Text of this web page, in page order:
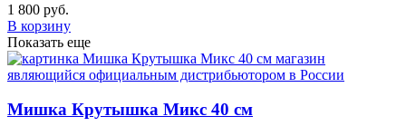
1 800 руб.
В корзину
Показать еще
Мишка Крутышка Микс 40 см